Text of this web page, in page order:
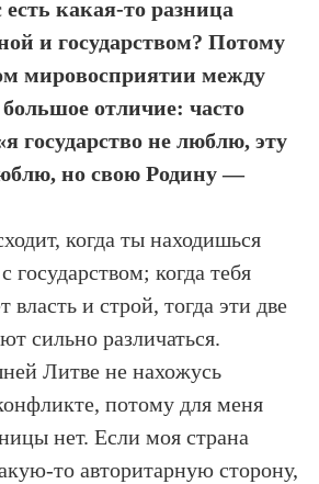
какая-то разница
и государством? Потому
мировосприятии между
отличие: часто
государство не люблю, эту
но свою Родину —
когда ты находишься
государством; когда тебя
власть и строй, тогда эти две
сильно различаться.
Литве не нахожусь
потому для меня
нет. Если моя страна
то авторитарную сторону,